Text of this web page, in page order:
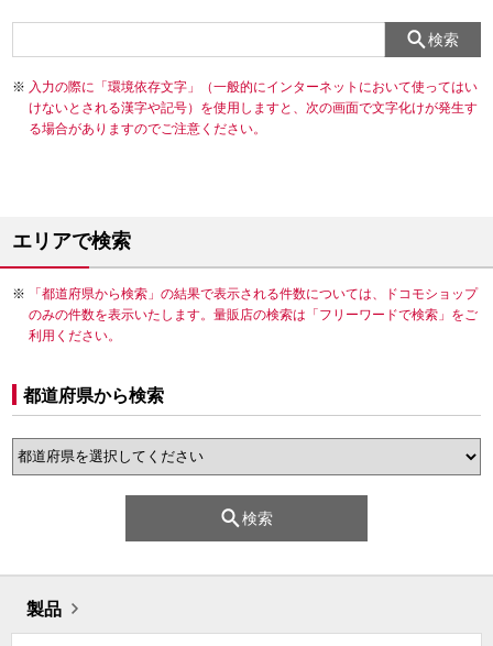
検索
入力の際に「環境依存文字」（一般的にインターネットにおいて使ってはい
けないとされる漢字や記号）を使用しますと、次の画面で文字化けが発生す
る場合がありますのでご注意ください。
エリアで検索
「都道府県から検索」の結果で表示される件数については、ドコモショップ
のみの件数を表示いたします。量販店の検索は「フリーワードで検索」をご
利用ください。
都道府県から検索
検索
製品